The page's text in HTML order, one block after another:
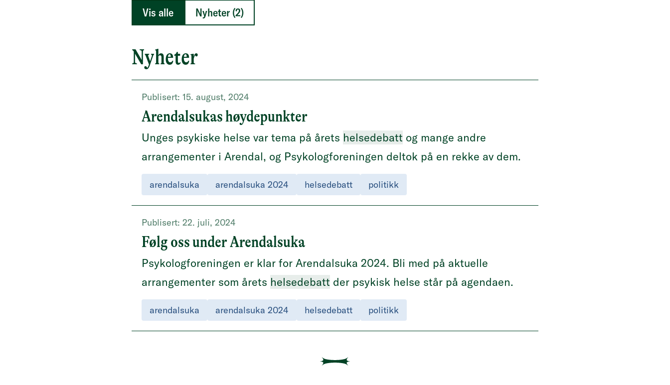
Vis alle Nyheter (2)
Nyheter
Publisert: 15. august, 2024
Arendalsukas høydepunkter
Unges psykiske helse var tema på årets helsedebatt og mange andre
arrangementer i Arendal, og Psykologforeningen deltok på en rekke av dem.
arendalsuka arendalsuka 2024 helsedebatt politikk
Publisert: 22. juli, 2024
Følg oss under Arendalsuka
Psykologforeningen er klar for Arendalsuka 2024. Bli med på aktuelle
arrangementer som årets helsedebatt der psykisk helse står på agendaen.
arendalsuka arendalsuka 2024 helsedebatt politikk